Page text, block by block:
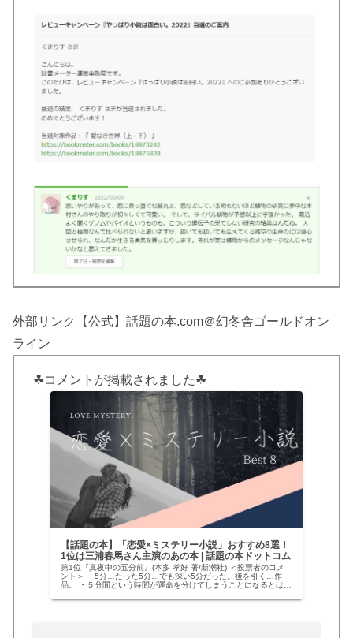
外部リンク【公式】話題の本.com＠幻冬舎ゴールドオン
ライン
☘コメントが掲載されました☘
【話題の本】「恋愛×ミステリー小説」おすすめ8選！
1位は三浦春馬さん主演のあの本 | 話題の本ドットコム
第1位『真夜中の五分前』(本多 孝好 著/新潮社) ＜投票者のコメ
ント＞ ・5分…たった5分…でも深い5分だった。後を引く…作
品。 ・５分間という時間が運命を分けてしまうことになるとは…